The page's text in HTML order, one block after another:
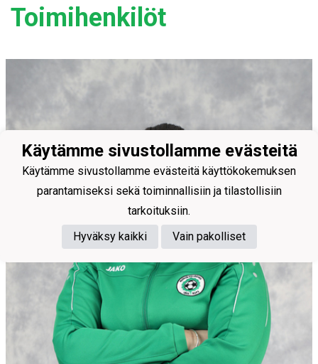
Toimihenkilöt
Käytämme sivustollamme evästeitä
Käytämme sivustollamme evästeitä käyttökokemuksen
parantamiseksi sekä toiminnallisiin ja tilastollisiin
tarkoituksiin.
Hyväksy kaikki
Vain pakolliset